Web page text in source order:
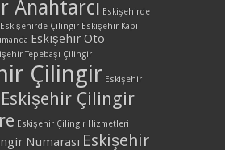
Anahtarcı Eskişehirde
Eskişehirde Çilingir Eskişehir Kapı
Eskişehir Oto
Tepebaşı Çilingir
Çilingir Eskişehir
Eskişehir Çilingir
Eskişehir Çilingir Hizmetleri
Numarası Eskişehir